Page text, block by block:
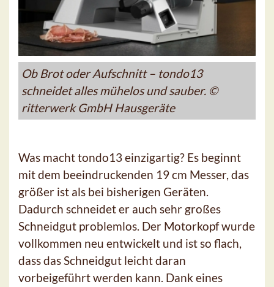
Ob Brot oder Aufschnitt – tondo13
schneidet alles mühelos und sauber. ©
ritterwerk GmbH Hausgeräte
Was macht tondo13 einzigartig? Es beginnt
mit dem beeindruckenden 19 cm Messer, das
größer ist als bei bisherigen Geräten.
Dadurch schneidet er auch sehr großes
Schneidgut problemlos. Der Motorkopf wurde
vollkommen neu entwickelt und ist so flach,
dass das Schneidgut leicht daran
vorbeigeführt werden kann. Dank eines